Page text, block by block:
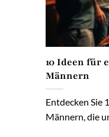
10 Ideen für
Männern
Entdecken Sie
Männern, die